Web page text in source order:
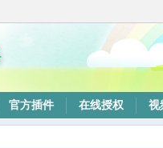
官方插件 在线授权 视